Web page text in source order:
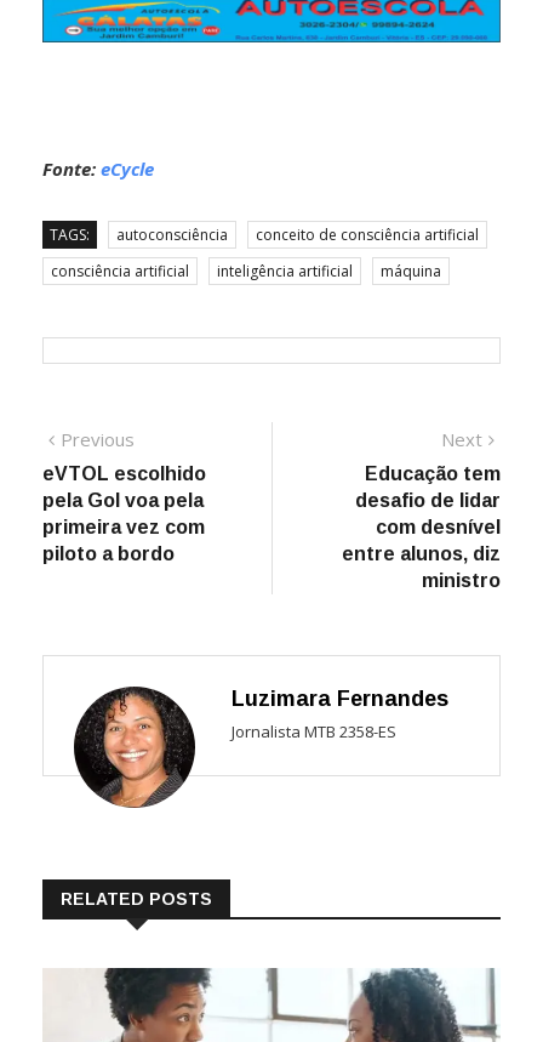
Fonte: eCycle
TAGS: autoconsciência
conceito de consciência artificial
consciência artificial
inteligência artificial máquina
Navegação
de
Post
Previous
post:
eVTOL escolhido
pela Gol voa pela
primeira vez com
piloto a bordo
Next
post:
Educação tem
desafio de lidar
com desnível
entre alunos, diz
ministro
Luzimara Fernandes
Jornalista MTB 2358-ES
RELATED POSTS